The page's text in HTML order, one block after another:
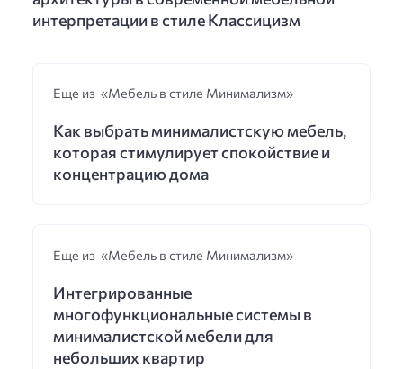
интерпретации в стиле Классицизм
Еще из «Мебель в стиле Минимализм»
Как выбрать минималистскую мебель,
которая стимулирует спокойствие и
концентрацию дома
Еще из «Мебель в стиле Минимализм»
Интегрированные
многофункциональные системы в
минималистской мебели для
небольших квартир